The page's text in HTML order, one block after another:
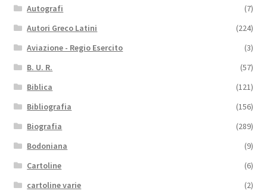
Autografi
(7)
Autori Greco Latini
(224)
Aviazione - Regio Esercito
(3)
B. U. R.
(57)
Biblica
(121)
Bibliografia
(156)
Biografia
(289)
Bodoniana
(9)
Cartoline
(6)
cartoline varie
(2)